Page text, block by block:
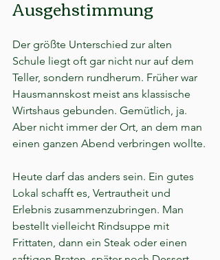
Ausgehstimmung
Der größte Unterschied zur alten
Schule liegt oft gar nicht nur auf dem
Teller, sondern rundherum. Früher war
Hausmannskost meist ans klassische
Wirtshaus gebunden. Gemütlich, ja.
Aber nicht immer der Ort, an dem man
einen ganzen Abend verbringen wollte.
Heute darf das anders sein. Ein gutes
Lokal schafft es, Vertrautheit und
Erlebnis zusammenzubringen. Man
bestellt vielleicht Rindsuppe mit
Frittaten, dann ein Steak oder einen